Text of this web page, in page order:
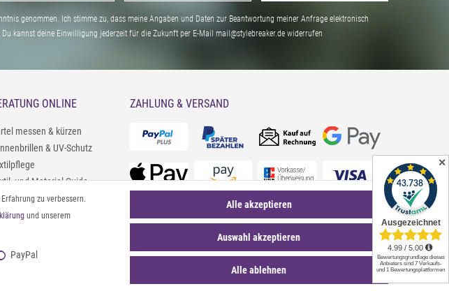
genommen. Ich stimme zu, dass meine Angaben und Daten zur Beantwortung meiner Anfrage elektronisch
kannst deine Einwilligung jederzeit für die Zukunft per E-Mail mail@stylebreaker.de widerrufen
ONLINE
messen & kürzen
& UV-Schutz
und Material-Guide
richtig organisieren
für Caps
ZAHLUNG & VERSAND
zu verbessern.
und unserem
PayPal
Auswahl akzeptieren
Alle ablehnen
Alle akzeptieren
✕